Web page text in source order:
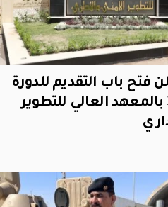
فتح باب التقديم للدورة
التأهيلية 32 بالمعهد العالي للتطوير